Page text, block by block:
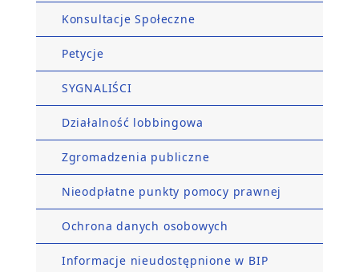
Konsultacje Społeczne
Petycje
SYGNALIŚCI
Działalność lobbingowa
Zgromadzenia publiczne
Nieodpłatne punkty pomocy prawnej
Ochrona danych osobowych
Informacje nieudostępnione w BIP